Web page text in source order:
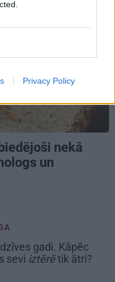
Privacy Policy
nekā
un
gadi. Kāpēc
sevi iztērētik ātri?